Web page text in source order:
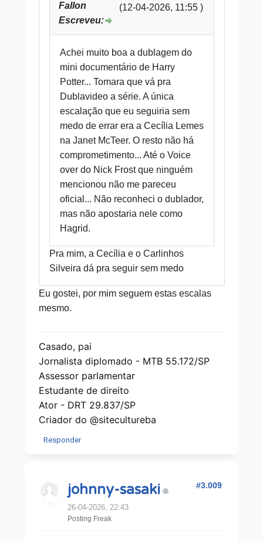
(12-04-2026, 11:55 )
Fallon
Escreveu:
Achei muito boa a dublagem do
mini documentário de Harry
Potter... Tomara que vá pra
Dublavideo a série. A única
escalação que eu seguiria sem
medo de errar era a Cecília Lemes
na Janet McTeer. O resto não há
comprometimento... Até o Voice
over do Nick Frost que ninguém
mencionou não me pareceu
oficial... Não reconheci o dublador,
mas não apostaria nele como
Hagrid.
Pra mim, a Cecília e o Carlinhos
Silveira dá pra seguir sem medo
Eu gostei, por mim seguem estas escalas
mesmo.
Casado, pai
Jornalista diplomado - MTB 55.172/SP
Assessor parlamentar
Estudante de direito
Ator - DRT 29.837/SP
Criador do @sitecultureba
Responder
johnny-sasaki
26-04-2026, 22:43
Posting Freak
#3.009